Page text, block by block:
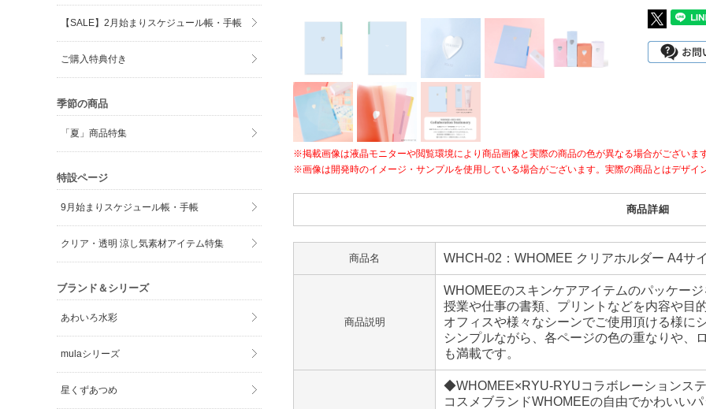
※掲載画像は液晶モニターや閲覧環境により商品画像と実際の商品の色が異なる場合がございま
※画像は開発時のイメージ・サンプルを使用している場合がございます。実際の商品とはデザイ
商品詳細
商品名 WHCH-02：WHOMEE クリアホルダー A4サ
商品説明
WHOMEEのスキンケアアイテムのパッケー
授業や仕事の書類、プリントなどを内容や目
オフィスや様々なシーンでご使用頂ける様に
シンプルながら、各ページの色の重なりや、
も満載です。
◆WHOMEE×RYU-RYUコラボレーションス
コスメブランドWHOMEEの自由でかわいい
【SALE】2月始まりスケジュール帳・手帳
ご購入特典付き
季節の商品
「夏」商品特集
特設ページ
9月始まりスケジュール帳・手帳
クリア・透明 涼し気素材アイテム特集
ブランド＆シリーズ
あわいろ水彩
mulaシリーズ
星くずあつめ